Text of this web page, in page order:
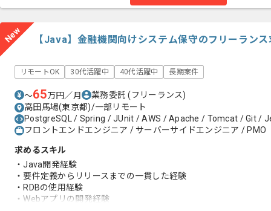
New 【Java】金融機関向けシステム保守のフリーラン
リモートOK 30代活躍中 40代活躍中 長期案件
〜65万円／月 業務委託(フリーランス)
高田馬場(東京都)/一部リモート
PostgreSQL / Spring / JUnit / AWS / Apache / Tomcat / Git /
フロントエンドエンジニア / サーバーサイドエンジニア / PMO
求めるスキル
・Java開発経験
・要件定義からリリースまでの一貫した経験
・RDBの使用経験
・Webアプリの開発経験